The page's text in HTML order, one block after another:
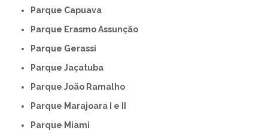
Parque Capuava
Parque Erasmo Assunção
Parque Gerassi
Parque Jaçatuba
Parque João Ramalho
Parque Marajoara I e II
Parque Miami